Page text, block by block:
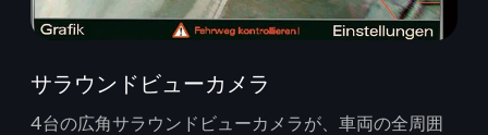
サラウンドビューカメラ
4台の広角サラウンドビューカメラが、車両の全周囲